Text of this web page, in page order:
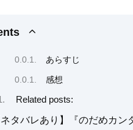
あらすじ
感想
Related posts:
ネタバレあり】『のだめカ